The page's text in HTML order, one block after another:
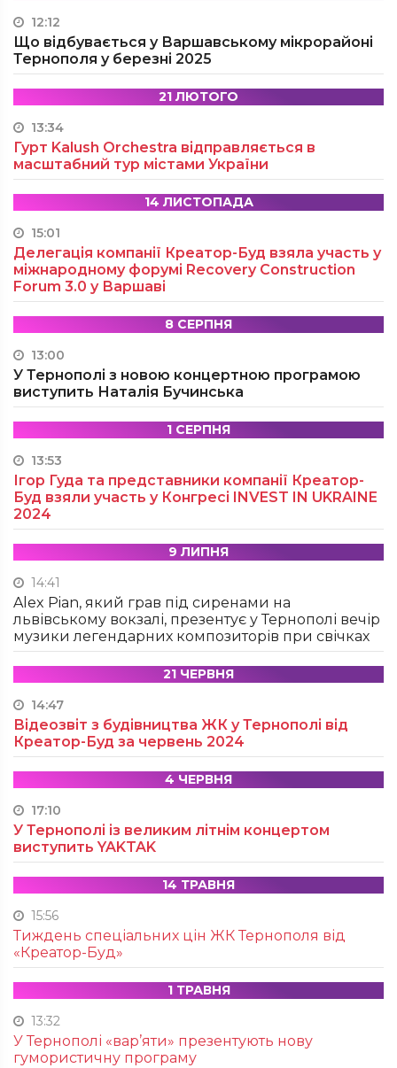
12:12
Що відбувається у Варшавському мікрорайоні
Тернополя у березні 2025
21 ЛЮТОГО
13:34
Гурт Kalush Orchestra відправляється в
масштабний тур містами України
14 ЛИСТОПАДА
15:01
Делегація компанії Креатор-Буд взяла участь у
міжнародному форумі Recovery Construction
Forum 3.0 у Варшаві
8 СЕРПНЯ
13:00
У Тернополі з новою концертною програмою
виступить Наталія Бучинська
1 СЕРПНЯ
13:53
Ігор Гуда та представники компанії Креатор-
Буд взяли участь у Конгресі INVEST IN UKRAINE
2024
9 ЛИПНЯ
14:41
Alex Pian, який грав під сиренами на
львівському вокзалі, презентує у Тернополі вечір
музики легендарних композиторів при свічках
21 ЧЕРВНЯ
14:47
Відеозвіт з будівництва ЖК у Тернополі від
Креатор-Буд за червень 2024
4 ЧЕРВНЯ
17:10
У Тернополі із великим літнім концертом
виступить YAKTAK
14 ТРАВНЯ
15:56
Тиждень спеціальних цін ЖК Тернополя від
«Креатор-Буд»
1 ТРАВНЯ
13:32
У Тернополі «вар’яти» презентують нову
гумористичну програму